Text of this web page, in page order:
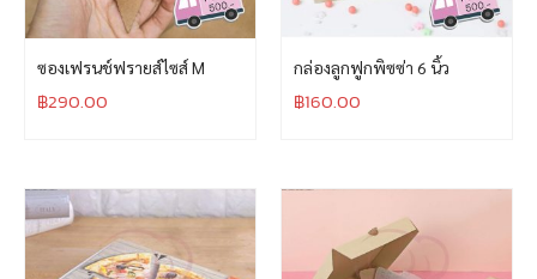
ซองเฟรนช์ฟรายส์ไซส์ M
฿290.00
กล่องลูกฟูกพิซซ่า 6 นิ้ว
฿160.00